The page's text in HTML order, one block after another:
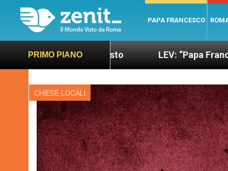
PAPA FRANCESCO
PRIMO PIANO
sano e giusto LEV: “Papa Francesco. Un
CHIESE LOCALI